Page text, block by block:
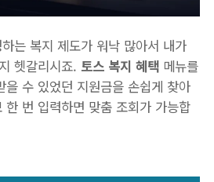
는 복지 제도가 워낙 많아서 내가
헷갈리시죠. 토스 복지 혜택 메뉴를
을 수 있었던 지원금을 손쉽게 찾아
번 입력하면 맞춤 조회가 가능합